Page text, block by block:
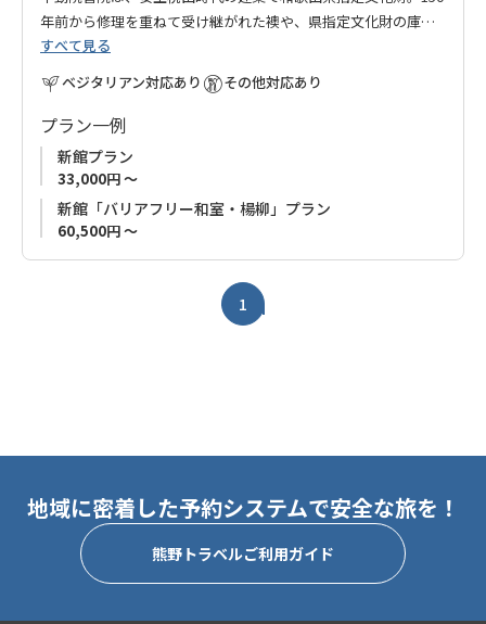
年前から修理を重ねて受け継がれた襖や、県指定文化財の庫裡
（くり）など、山内でも有数の歴史を誇っています。現在、書
院は食事処として利用されております。庫裡から望む中庭は、
住職自らが手入れされており、夕暮れどきにはライトアップが
施されます。離れご宿泊の場合は、庫裡（くり）にて、この美
しい庭園を望みながら夕食をいただくことができます。また、
離れ専用有料貸切風呂が設けられ、プライベートで宿坊を楽し
みたい方にお薦めします。朝食後には、有料で初心者も挑戦し
やすい写経の体験も可能です。歴史ある不動院で心を落ち着か
せるプチ修行はいかがですか。
すべて見る
ベジタリアン対応あり
その他対応あり
プラン一例
新館プラン
33,000円 ～
新館「バリアフリー和室・楊柳」プラン
60,500円 ～
1
地域に密着した予約システムで安全な旅を！
熊野トラベルご利用ガイド